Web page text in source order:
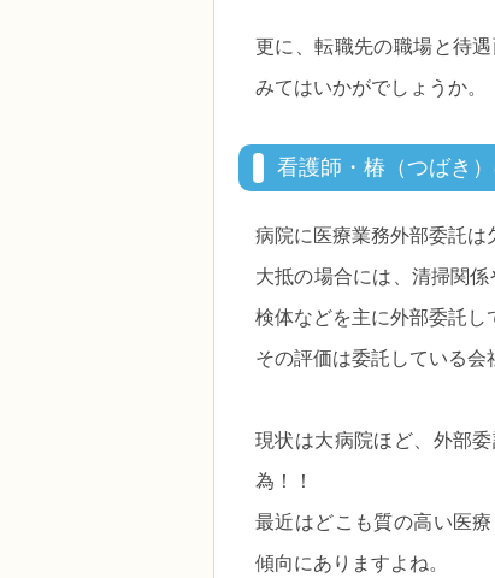
更に、転職先の職場と待
みてはいかがでしょうか。
看護師・椿（つばき
病院に医療業務外部委託は
大抵の場合には、清掃関係
検体などを主に外部委託し
その評価は委託している会
現状は大病院ほど、外部
為！！
最近はどこも質の高い医
傾向にありますよね。